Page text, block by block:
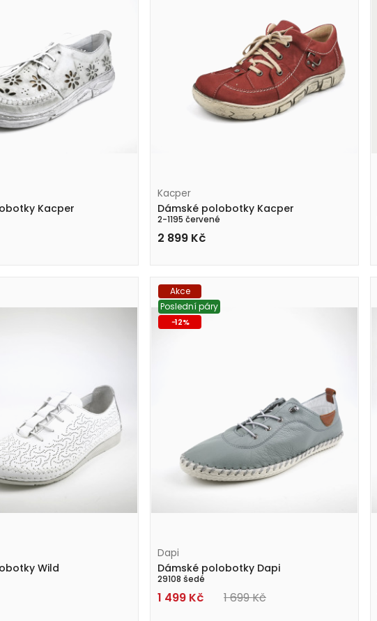
Kacper
Kacper
Dámské polobotky Kacper
2-1195 červené
2 899 Kč
Wild
Akce
Poslední páry
-12%
Dapi
Dámské polobotky Dapi
29108 šedé
1 499 Kč 1 699Kč